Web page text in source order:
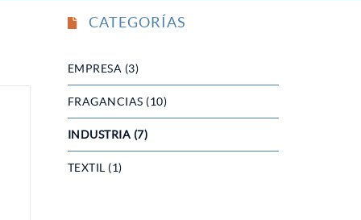
CATEGORÍAS
EMPRESA (3)
FRAGANCIAS (10)
INDUSTRIA (7)
TEXTIL (1)